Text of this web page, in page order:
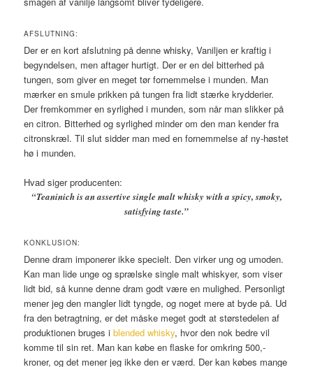
AFSLUTNING:
Der er en kort afslutning på denne whisky, Vaniljen er kraftig i
begyndelsen, men aftager hurtigt. Der er en del bitterhed på
tungen, som giver en meget tør fornemmelse i munden. Man
mærker en smule prikken på tungen fra lidt stærke krydderier.
Der fremkommer en syrlighed i munden, som når man slikker på
en citron. Bitterhed og syrlighed minder om den man kender fra
citronskræl. Til slut sidder man med en fornemmelse af ny-høstet
hø i munden.
Hvad siger producenten:
“Teaninich is an assertive single malt whisky with a spicy, smoky,
satisfying taste.”
KONKLUSION:
Denne dram imponerer ikke specielt. Den virker ung og umoden.
Kan man lide unge og sprælske single malt whiskyer, som viser
lidt bid, så kunne denne dram godt være en mulighed. Personligt
mener jeg den mangler lidt tyngde, og noget mere at byde på. Ud
fra den betragtning, er det måske meget godt at størstedelen af
produktionen bruges iblended whisky, hvor den nok bedre vil
komme til sin ret. Man kan købe en flaske for omkring 500,-
kroner, og det mener jeg ikke den er værd. Der kan købes mange